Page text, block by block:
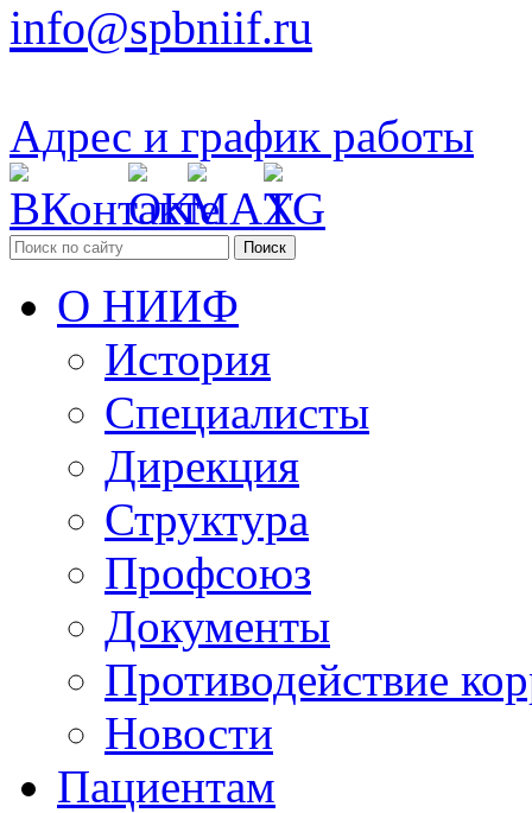
info@spbniif.ru
Адрес и график работы
Поиск
О НИИФ
История
Специалисты
Дирекция
Структура
Профсоюз
Документы
Противодействие
Новости
Пациентам